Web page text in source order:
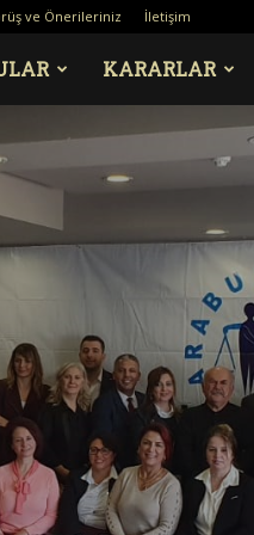
ve Önerileriniz İletişim
KARARLAR